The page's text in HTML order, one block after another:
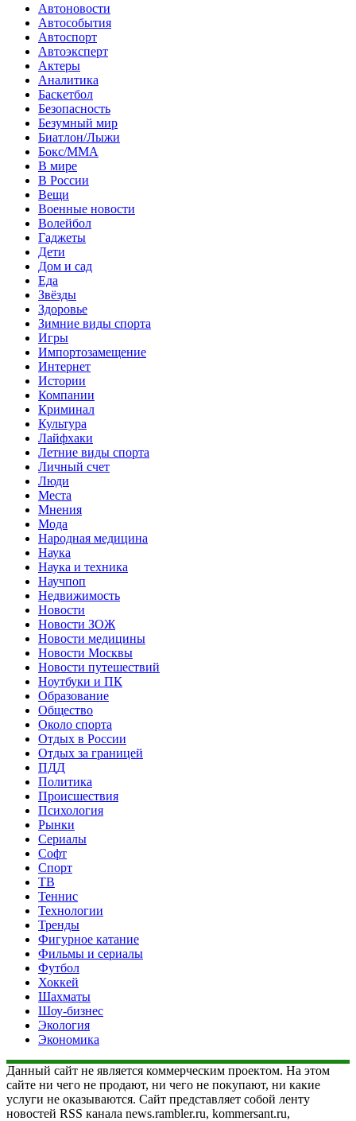
Автоновости
Автособытия
Автоспорт
Автоэксперт
Актеры
Аналитика
Баскетбол
Безопасность
Безумный мир
Биатлон/Лыжи
Бокс/MMA
В мире
В России
Вещи
Военные новости
Волейбол
Гаджеты
Дети
Дом и сад
Еда
Звёзды
Здоровье
Зимние виды спорта
Игры
Импортозамещение
Интернет
Истории
Компании
Криминал
Культура
Лайфхаки
Летние виды спорта
Личный счет
Люди
Места
Мнения
Мода
Народная медицина
Наука
Наука и техника
Научпоп
Недвижимость
Новости
Новости ЗОЖ
Новости медицины
Новости Москвы
Новости путешествий
Ноутбуки и ПК
Образование
Общество
Около спорта
Отдых в России
Отдых за границей
ПДД
Политика
Происшествия
Психология
Рынки
Сериалы
Софт
Спорт
ТВ
Теннис
Технологии
Тренды
Фигурное катание
Фильмы и сериалы
Футбол
Хоккей
Шахматы
Шоу-бизнес
Экология
Экономика
Данный сайт не является коммерческим проектом. На этом
сайте ни чего не продают, ни чего не покупают, ни какие
услуги не оказываются. Сайт представляет собой ленту
новостей RSS канала news.rambler.ru, kommersant.ru,